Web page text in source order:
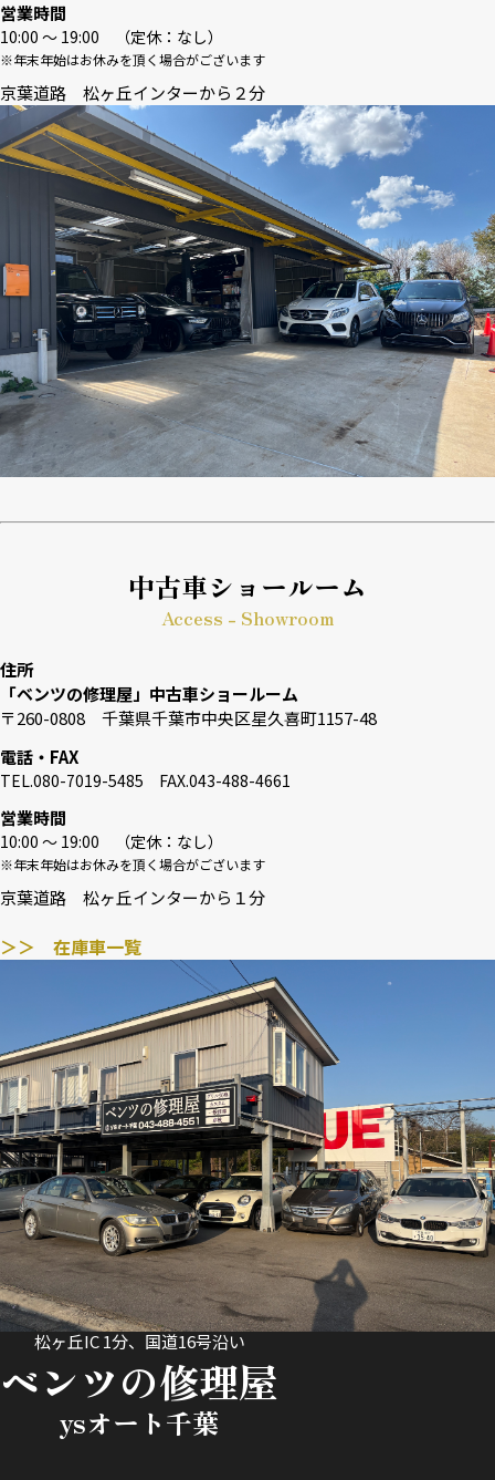
営業時間
10:00 〜 19:00 （定休：なし）
※年末年始はお休みを頂く場合がございます
京葉道路 松ヶ丘インターから２分
中古車ショールーム
Access - Showroom
住所
「ベンツの修理屋」中古車ショールーム
〒260-0808 千葉県千葉市中央区星久喜町1157-48
電話・FAX
TEL.080-7019-5485 FAX.043-488-4661
営業時間
10:00 〜 19:00 （定休：なし）
※年末年始はお休みを頂く場合がございます
京葉道路 松ヶ丘インターから１分
＞＞ 在庫車一覧
松ヶ丘IC 1分、国道16号沿い
ベンツの修理屋
ysオート千葉